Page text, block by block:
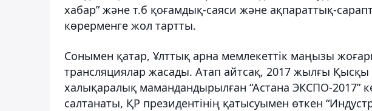
хабар” және т.б қоғамдық-саяси және ақпараттық-
көрерменге жол тартты.
Сонымен қатар, Ұлттық арна мемлекеттік маңызы
трансляциялар жасады. Атап айтсақ, 2017 жылғы
халықаралық мамандандырылған “Астана ЭКСПО-2017”
салтанаты, ҚР президентінің қатысуымен өткен